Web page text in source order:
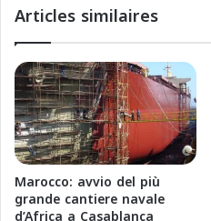
r
e
s
p
o
u
r
G
N
V
N
T
É
E
S
U
R
E
M
Articles similaires
Marocco: avvio del più
grande cantiere navale